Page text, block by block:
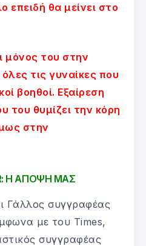
επειδή θα μείνει στο
μόνος του στην
τις γυναίκες που
βοηθοί. Εξαίρεση
του θυμίζει την κόρη
στην
Η ΑΠΟΨΗ ΜΑΣ
Γάλλος συγγραφέας
με του Times,
συγγραφέας